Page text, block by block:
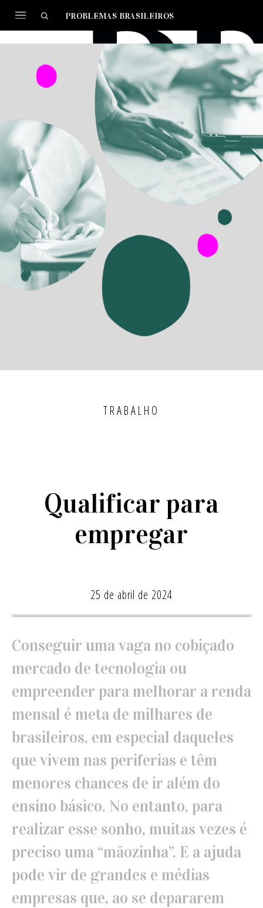
PROBLEMAS BRASILEIROS
TRABALHO
Qualificar para
empregar
25 de abril de 2024
Conseguir uma vaga no cobiçado
mercado de tecnologia ou
empreender para melhorar a renda
mensal é meta de milhares de
brasileiros, em especial daqueles
que vivem nas periferias e têm
menores chances de ir além do
ensino básico. No entanto, para
realizar esse sonho, muitas vezes é
preciso uma “mãozinha”. E a ajuda
pode vir de grandes e médias
empresas que, ao se depararem